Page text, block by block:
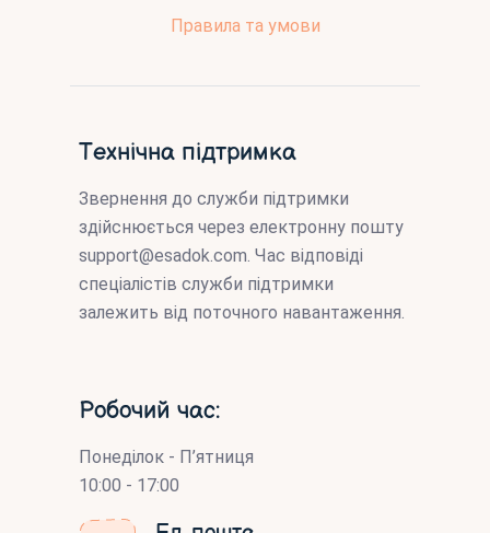
Правила та умови
Технічна підтримка
Звернення до служби підтримки
здійснюється через електронну пошту
support@esadok.com. Час відповіді
спеціалістів служби підтримки
залежить від поточного навантаження.
Робочий час:
Понеділок - П’ятниця
10:00 - 17:00